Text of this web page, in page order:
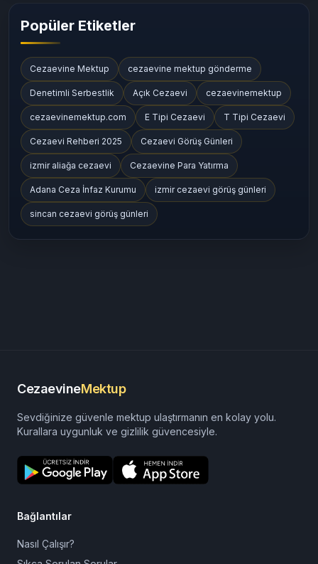
Popüler Etiketler
Cezaevine Mektup cezaevine mektup gönderme
Denetimli Serbestlik Açık Cezaevi cezaevinemektup
cezaevinemektup.com E Tipi Cezaevi T Tipi Cezaevi
Cezaevi Rehberi 2025 Cezaevi Görüş Günleri
izmir aliağa cezaevi Cezaevine Para Yatırma
Adana Ceza İnfaz Kurumu izmir cezaevi görüş günleri
sincan cezaevi görüş günleri
CezaevineMektup
Sevdiğinize güvenle mektup ulaştırmanın en kolay yolu.
Kurallara uygunluk ve gizlilik güvencesiyle.
Bağlantılar
Nasıl Çalışır?